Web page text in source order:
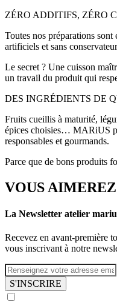
ZÉRO ADDITIFS, ZÉRO
Toutes nos préparations sont
artificiels et sans
Le secret ? Une cuisson
un travail du produit qui
DES INGRÉDIENTS DE
Fruits cueillis à maturité,
épices choisies… MARiUS
responsables et gourmands.
Parce que de bons produits
VOUS
La Newsletter atelier
Recevez en avant-première
vous inscrivant à notre
S'INSCRIRE